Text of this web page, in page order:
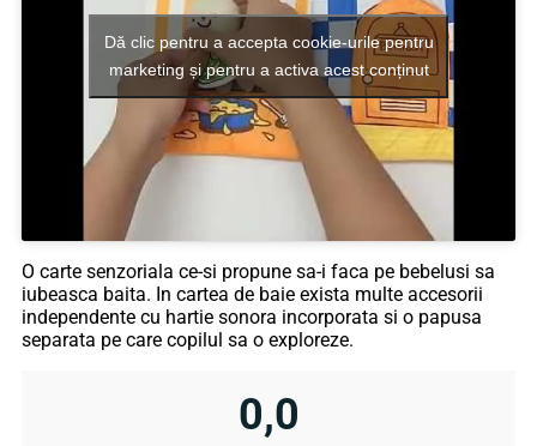
Dă clic pentru a accepta cookie-urile pentru
marketing și pentru a activa acest conținut
O carte senzoriala ce-si propune sa-i faca pe bebelusi sa
iubeasca baita. In cartea de baie exista multe accesorii
independente cu hartie sonora incorporata si o papusa
separata pe care copilul sa o exploreze.
0,0